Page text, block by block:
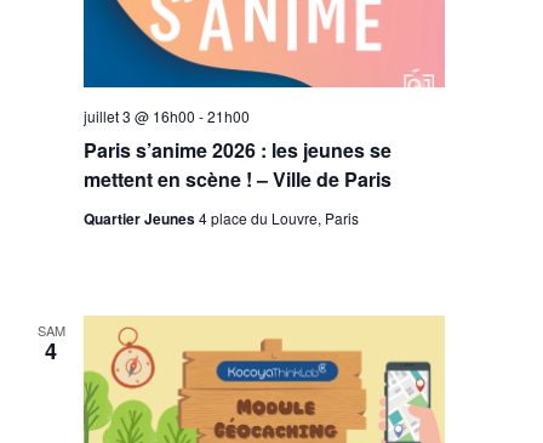
Paris s’anime 2026 : les jeunes se
mettent en scène ! – Ville de Paris
juillet 3 @ 16h00 -21h00
Quartier Jeunes4 place du Louvre, Paris
SAM
4